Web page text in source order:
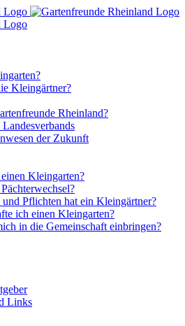
Kleingärtner?
Rheinland?
der Zukunft
Kleingarten?
und Pflichten hat ein Kleingärtner?
ich einen Kleingarten?
in die Gemeinschaft einbringen?
Links